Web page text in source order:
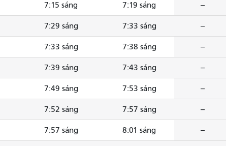
7:15 sáng 7:19 sáng --
7:29 sáng 7:33 sáng --
7:33 sáng 7:38 sáng --
7:39 sáng 7:43 sáng --
7:49 sáng 7:53 sáng --
7:52 sáng 7:57 sáng --
7:57 sáng 8:01 sáng --